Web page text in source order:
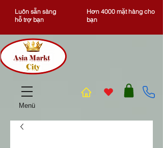
Menü
Luôn sẵn sàng
hỗ trợ bạn
Hơn 4000 mặt hàng cho
bạn